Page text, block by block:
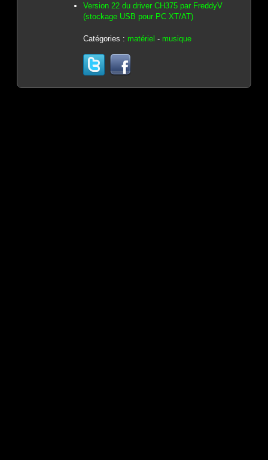
Version 22 du driver CH375 par FreddyV
(stockage USB pour PC XT/AT)
Catégories : matériel - musique